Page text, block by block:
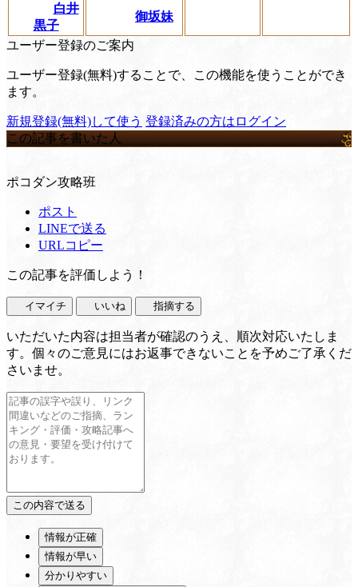
白井
黒子
御坂妹
ユーザー登録のご案内
ユーザー登録(無料)することで、この機能を使うことができ
ます。
新規登録(無料)して使う 登録済みの方はログイン
この記事を書いた人
ポコダン攻略班
ポスト
LINEで送る
URLコピー
この記事を評価しよう！
イマイチ いいね 指摘する
いただいた内容は担当者が確認のうえ、順次対応いたしま
す。個々のご意見にはお返事できないことを予めご了承くだ
さいませ。
情報が正確
情報が早い
分かりやすい